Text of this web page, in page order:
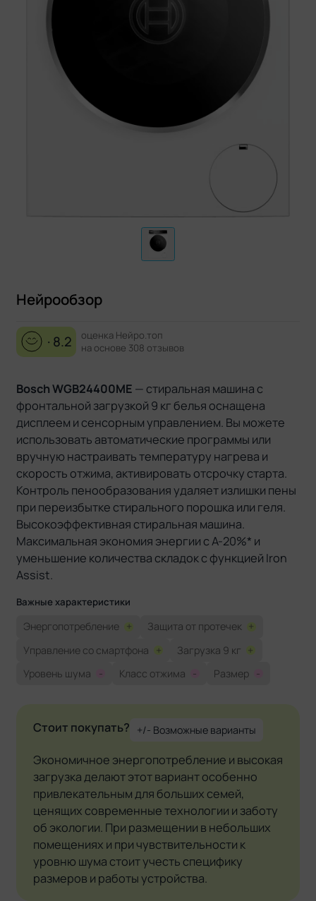
Нейрообзор
· 8.2
оценка Нейро.топ
на основе 308 отзывов
Bosch WGB24400ME — стиральная машина с
фронтальной загрузкой 9 кг белья оснащена
дисплеем и сенсорным управлением. Вы можете
использовать автоматические программы или
вручную настраивать температуру нагрева и
скорость отжима, активировать отсрочку старта.
Контроль пенообразования удаляет излишки пены
при переизбытке стирального порошка или геля.
Высокоэффективная стиральная машина.
Максимальная экономия энергии с A-20%* и
уменьшение количества складок с функцией Iron
Assist.
Важные характеристики
Энергопотребление + Защита от протечек +
Управление со смартфона + Загрузка 9 кг +
Уровень шума
- Класс отжима - Размер -
Стоит покупать? +/- Возможные варианты
Экономичное энергопотребление и высокая
загрузка делают этот вариант особенно
привлекательным для больших семей,
ценящих современные технологии и заботу
об экологии. При размещении в небольших
помещениях и при чувствительности к
уровню шума стоит учесть специфику
размеров и работы устройства.